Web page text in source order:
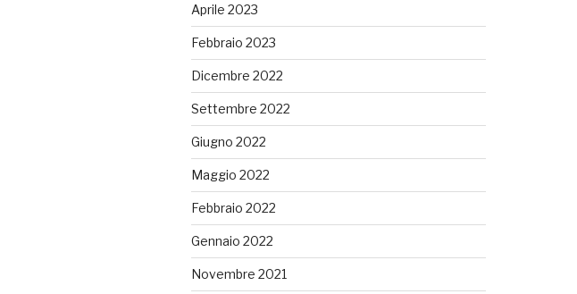
Aprile 2023
Febbraio 2023
Dicembre 2022
Settembre 2022
Giugno 2022
Maggio 2022
Febbraio 2022
Gennaio 2022
Novembre 2021